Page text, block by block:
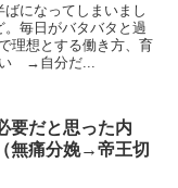
になってしまいまし
毎日がバタバタと過
理想とする働き方、育
い →自分だ...
要だと思った内
無痛分娩→帝王切